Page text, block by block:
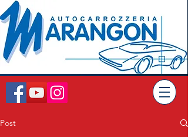
Post